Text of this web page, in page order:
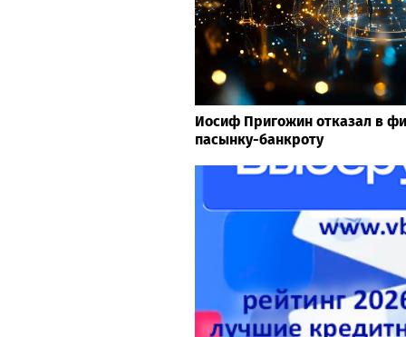
Иосиф Пригожин отказал в
пасынку-банкроту